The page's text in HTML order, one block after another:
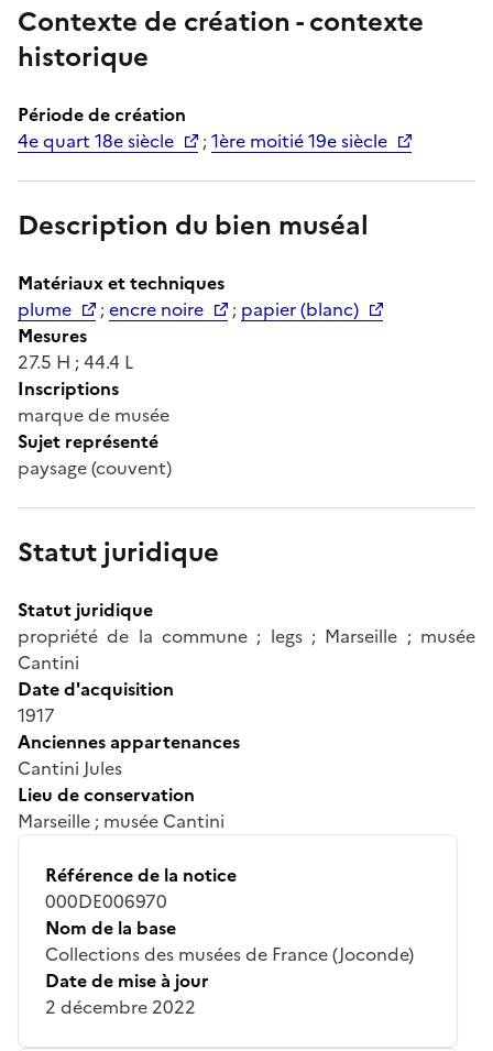
Contexte de création - contexte
historique
Période de création
4e quart 18e siècle
;1ère moitié 19e siècle
Description du bien muséal
Matériaux et techniques
plume
;encre noire ; papier (blanc)
Mesures
27.5 H ; 44.4 L
Inscriptions
marque de musée
Sujet représenté
paysage (couvent)
Statut juridique
Statut juridique
propriété de la commune ; legs ; Marseille ; musée
Cantini
Date d'acquisition
1917
Anciennes appartenances
Cantini Jules
Lieu de conservation
Marseille ; musée Cantini
Référence de la notice
000DE006970
Nom de la base
Collections des musées de France (Joconde)
Date de mise à jour
2 décembre 2022